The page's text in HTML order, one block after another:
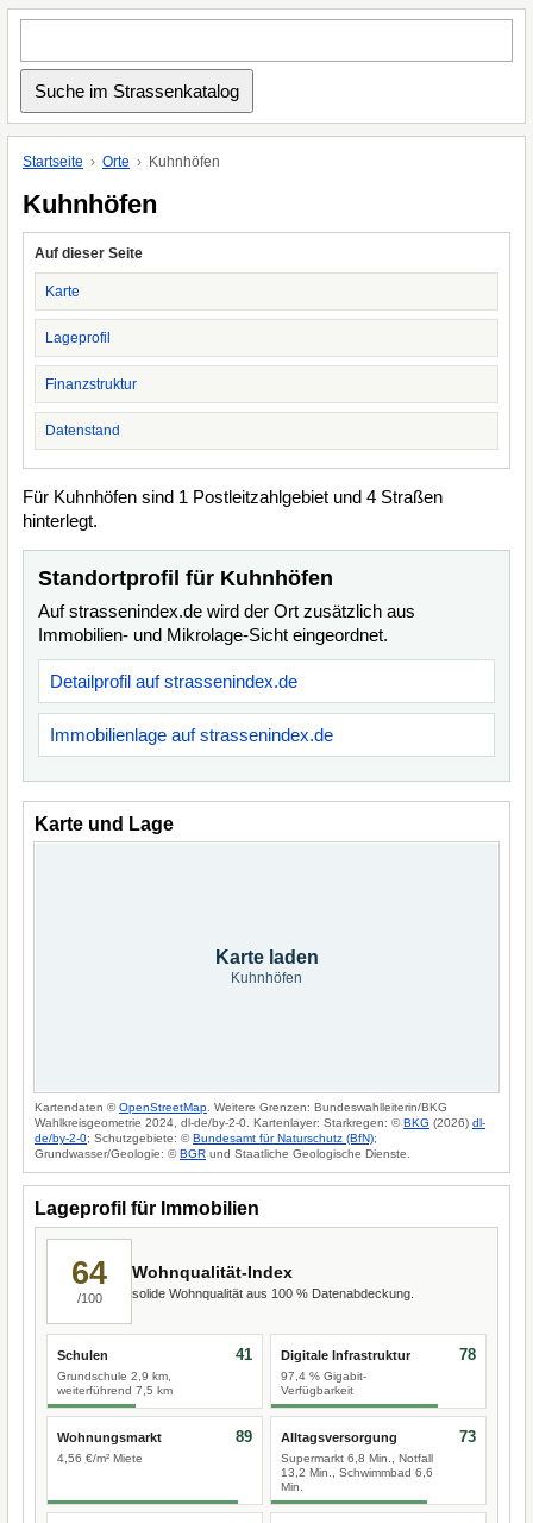
Startseite Orte Kuhnhöfen
Kuhnhöfen
Auf dieser Seite
Karte
Lageprofil
Finanzstruktur
Datenstand
Für Kuhnhöfen sind 1 Postleitzahlgebiet und 4 Straßen
hinterlegt.
Standortprofil für Kuhnhöfen
Auf strassenindex.de wird der Ort zusätzlich aus
Immobilien- und Mikrolage-Sicht eingeordnet.
Detailprofil auf strassenindex.de
Immobilienlage auf strassenindex.de
Karte und Lage
Karte laden
Kuhnhöfen
Kartendaten ©OpenStreetMap . Weitere Grenzen: Bundeswahlleiterin/BKG
Wahlkreisgeometrie 2024, dl-de/by-2-0. Kartenlayer: Starkregen: ©BKG (2026) dl-
de/by-2-0; Schutzgebiete: ©Bundesamt für Naturschutz (BfN);
Grundwasser/Geologie: ©BGR und Staatliche Geologische Dienste.
Lageprofil für Immobilien
64
/100
Wohnqualität-Index
solide Wohnqualität aus 100 % Datenabdeckung.
Schulen
Grundschule 2,9 km,
weiterführend 7,5 km
41 Digitale Infrastruktur
97,4 % Gigabit-
Verfügbarkeit
78
Wohnungsmarkt
4,56 €/m² Miete
89 Alltagsversorgung
Supermarkt 6,8 Min., Notfall
13,2 Min., Schwimmbad 6,6
Min.
73